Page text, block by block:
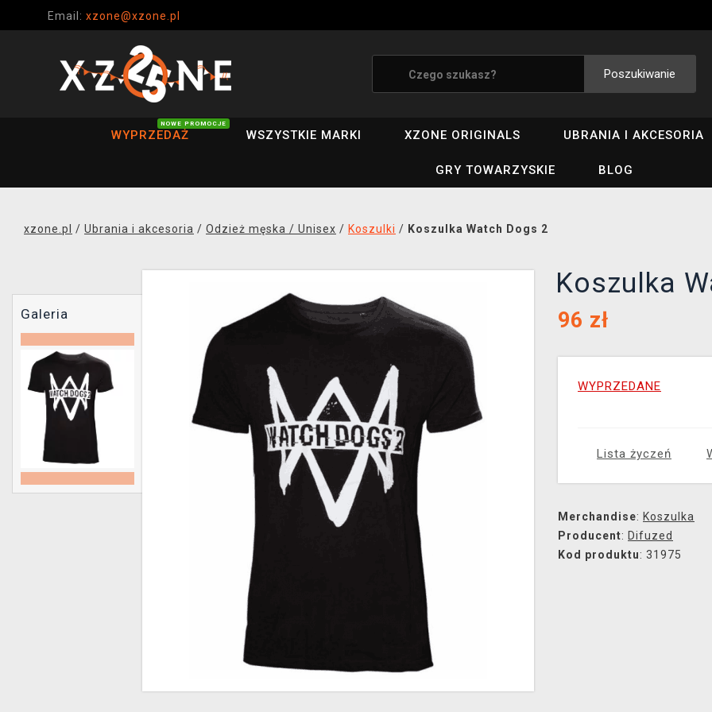
Email: xzone@xzone.pl
Poszukiwanie
WYPRZEDAŻ
NOWE PROMOCJE
WSZYSTKIE MARKI XZONE ORIGINALS UBRANIA I AKCESORIA
GRY TOWARZYSKIE BLOG
xzone.pl / Ubrania i akcesoria / Odzież męska / Unisex / Koszulki / Koszulka Watch Dogs 2
Galeria
Koszulka
96 zł
WYPRZEDANE
Lista życzeń
Merchandise: Koszulka
Producent: Difuzed
Kod produktu: 31975